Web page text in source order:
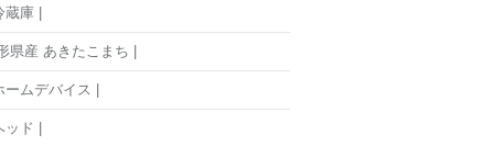
庫 |
県産 あきたこまち |
ムデバイス |
ド |